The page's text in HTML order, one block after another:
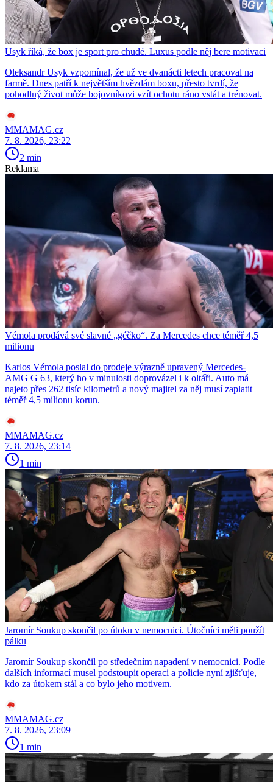
Usyk říká, že box je sport pro chudé. Luxus podle něj bere motivaci
Oleksandr Usyk vzpomínal, že už ve dvanácti letech pracoval na
farmě. Dnes patří k největším hvězdám boxu, přesto tvrdí, že
pohodlný život může bojovníkovi vzít ochotu ráno vstát a trénovat.
MMAMAG.cz
7. 8. 2026, 23:22
2 min
Reklama
Vémola prodává své slavné „géčko“. Za Mercedes chce téměř 4,5
milionu
Karlos Vémola poslal do prodeje výrazně upravený Mercedes-
AMG G 63, který ho v minulosti doprovázel i k oltáři. Auto má
najeto přes 262 tisíc kilometrů a nový majitel za něj musí zaplatit
téměř 4,5 milionu korun.
MMAMAG.cz
7. 8. 2026, 23:14
1 min
Jaromír Soukup skončil po útoku v nemocnici. Útočníci měli použít
pálku
Jaromír Soukup skončil po středečním napadení v nemocnici. Podle
dalších informací musel podstoupit operaci a policie nyní zjišťuje,
kdo za útokem stál a co bylo jeho motivem.
MMAMAG.cz
7. 8. 2026, 23:09
1 min